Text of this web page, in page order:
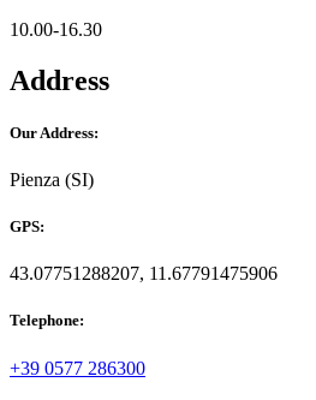
10.00-16.30
Address
Our Address:
Pienza (SI)
GPS:
43.07751288207, 11.67791475906
Telephone:
+39 0577 286300